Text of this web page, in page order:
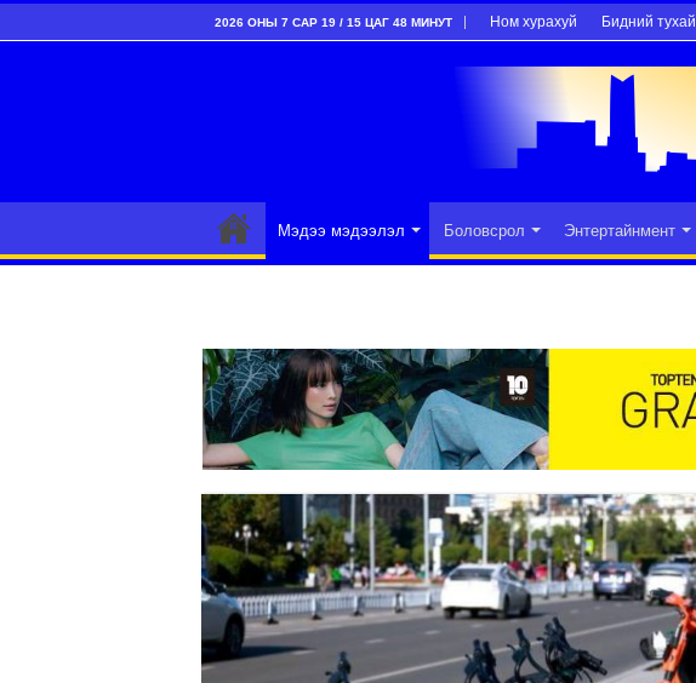
2026 ОНЫ 7 САР 19 / 15 ЦАГ 48 МИНУТ Ном хурахуй Бидний тухай
Мэдээ мэдээлэл Боловсрол Энтертайнмент